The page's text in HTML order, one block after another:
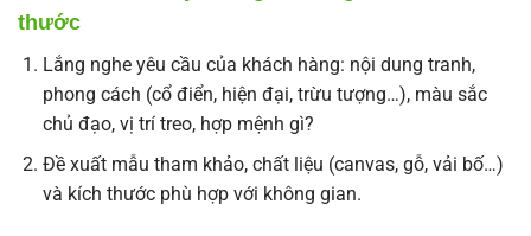
thước
Lắng nghe yêu cầu của khách hàng: nội dung tranh,
phong cách (cổ điển, hiện đại, trừu tượng…), màu sắc
chủ đạo, vị trí treo, hợp mệnh gì?
Đề xuất mẫu tham khảo, chất liệu (canvas, gỗ, vải bố…)
và kích thước phù hợp với không gian.